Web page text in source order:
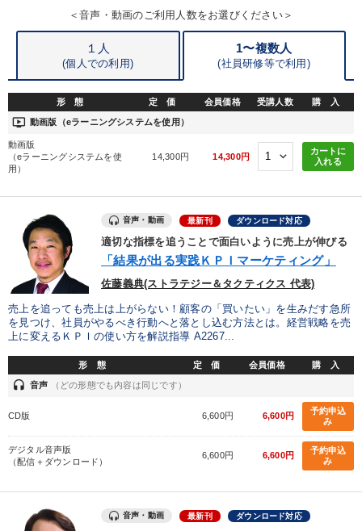
2026年夏季全国経営者セミナー収録講演ＣＤ・講演ＤＶＤ・デジ
タル版（音声／動画ストリーミング・ダウンロード）
歴史・古典に学ぶ実務講話 企業戦略に学ぶ
2025年春季全国経営者セミナー収録講演ＣＤ・講演ＤＶＤ・デジ
タル版（音声／動画ストリーミング・ダウンロード）
全国経営者セミナー収録〈売れ筋・人気〉音声＆動画20選
業種
製造業 卸売・小売・飲食業 建設・不動産業
IT・サービス・金融業 コンサルタント
キーワード
プロ経営者 相続・事業承継
※「更新」を押すと「テーマ」「キーワード」を更新いただけます。
＜音声・動画のご利用人数をお選びください＞
１人
(個人での利用)
1〜複数人
(社員研修等で利用)
形 態 定 価 会員価格 受講人数 購 入
ondemand_video 動画版（eラーニングシステムを使用）
動画版
（eラーニングシステムを使
用）
14,300円 14,300円
カートに
入れる
音声・動画 最新刊 ダウンロード対応
適切な指標を追うことで面白いように売上が伸びる
「結果が出る実践ＫＰＩマーケティング」
佐藤義典(ストラテジー＆タクティクス 代表)
売上を追っても売上は上がらない！顧客の「買いたい」を生みだす急所
を見つけ、社員がやるべき行動へと落とし込む方法とは。経営戦略を売
上に変えるＫＰＩの使い方を解説指導 A2267...
形 態 定 価 会員価格 購 入
headset 音声 （どの形態でも内容は同じです）
CD版 6,600円 6,600円
予約申込
み
デジタル音声版
（配信＋ダウンロード）
6,600円 6,600円
予約申込
み
音声・動画 最新刊 ダウンロード対応